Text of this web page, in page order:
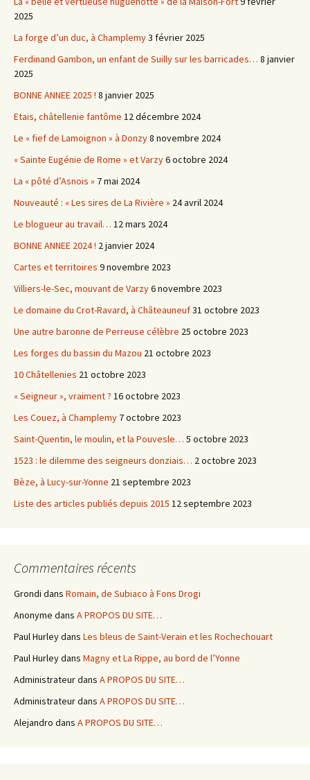
2025
La forge d’un duc, à Champlemy3 février 2025
Ferdinand Gambon, un enfant de Suilly sur les barricades… 8 janvier
2025
BONNE ANNEE 2025 ! 8 janvier 2025
Etais, châtellenie fantôme 12 décembre 2024
Le « fief de Lamoignon » à Donzy8 novembre 2024
« Sainte Eugénie de Rome » et Varzy6 octobre 2024
La « pôté d’Asnois » 7 mai 2024
Nouveauté : « Les sires de La Rivière » 24 avril 2024
Le blogueur au travail… 12 mars 2024
BONNE ANNEE 2024 ! 2 janvier 2024
Cartes et territoires 9 novembre 2023
Villiers-le-Sec, mouvant de Varzy6 novembre 2023
Le domaine du Crot-Ravard, à Châteauneuf31 octobre 2023
Une autre baronne de Perreuse célèbre 25 octobre 2023
Les forges du bassin du Mazou 21 octobre 2023
10 Châtellenies 21 octobre 2023
« Seigneur », vraiment ? 16 octobre 2023
Les Couez, à Champlemy 7 octobre 2023
Saint-Quentin, le moulin, et la Pouvesle… 5 octobre 2023
1523 : le dilemme des seigneurs donziais… 2 octobre 2023
Bèze, à Lucy-sur-Yonne 21 septembre 2023
Liste des articles publiés depuis 2015 12 septembre 2023
Commentaires récents
Grondi dans Romain, de Subiaco à Fons Drogi
Anonyme dans A PROPOS DU SITE…
Paul Hurleydans Les bleus de Saint-Verain et les Rochechouart
Paul Hurleydans Magny et La Rippe, au bord de l’Yonne
Administrateurdans A PROPOS DU SITE…
Administrateurdans A PROPOS DU SITE…
Alejandro dans A PROPOS DU SITE…